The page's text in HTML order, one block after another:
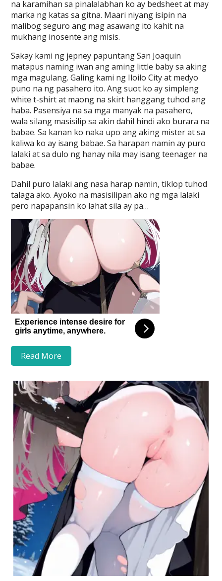
na karamihan sa pinalalabhan ko ay bedsheet at may
marka ng katas sa gitna. Maari niyang isipin na
malibog seguro ang mag asawang ito kahit na
mukhang inosente ang misis.
Sakay kami ng jepney papuntang San Joaquin
matapus naming iwan ang aming little baby sa aking
mga magulang. Galing kami ng Iloilo City at medyo
puno na ng pasahero ito. Ang suot ko ay simpleng
white t-shirt at maong na skirt hanggang tuhod ang
haba. Pasensiya na sa mga manyak na pasahero,
wala silang masisilip sa akin dahil hindi ako burara na
babae. Sa kanan ko naka upo ang aking mister at sa
kaliwa ko ay isang babae. Sa harapan namin ay puro
lalaki at sa dulo ng hanay nila may isang teenager na
babae.
Dahil puro lalaki ang nasa harap namin, tiklop tuhod
talaga ako. Ayoko na masisilipan ako ng mga lalaki
pero napapansin ko lahat sila ay pa…
Read More